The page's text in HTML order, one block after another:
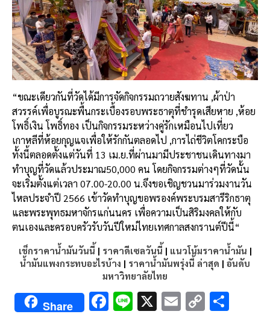
“ขณะเดียวกันที่วัดได้มีการจัดกิจกรรมถวายสังฆทาน ,ผ้าป่า
สวรรค์เพื่อบูรณะพื้นกระเบื้องรอบพระธาตุที่ชำรุดเสียหาย ,ห้อย
โพธิ์เงิน โพธิ์ทอง เป็นกิจกรรมระหว่างคู่รักเหมือนไปเที่ยว
เกาหลีที่ห้อยกุญแจเพื่อให้รักกันตลอดไป ,การไถ่ชีวิตโคกระบือ
ทั้งนี้ตลอดตั้งแต่วันที่ 13 เม.ย.ที่ผ่านมามีประชาชนเดินทางมา
ทำบุญที่วัดแล้วประมาณ50,000 คน โดยกิจกรรมต่างๆที่วัดนั้น
จะเริ่มตั้งแต่เวลา 07.00-20.00 น.จึงขอเชิญชวนมาร่วมงานวัน
ไหลประจำปี 2566 เข้าวัดทำบุญขอพรองค์พระบรมสารีริกธาตุ
และพระพุทธมหาจักรแก่นนคร เพื่อความเป็นสิริมงคลให้กับ
ตนเองและครอบครัวรับวันปีใหม่ไทยเทศกาลสงกรานต์ปีนี้“
เช็กราคาน้ำมันวันนี้ | ราคาดีเซลวันนี้ | แนวโน้มราคาน้ำมัน |
น้ำมันแพงกระทบอะไรบ้าง | ราคาน้ำมันพรุ่งนี้ ล่าสุด | อันดับ
มหาวิทยาลัยไทย
Share F Li X E C